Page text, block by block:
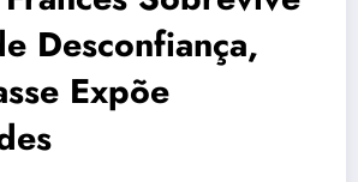
Desconfiança,
Expõe